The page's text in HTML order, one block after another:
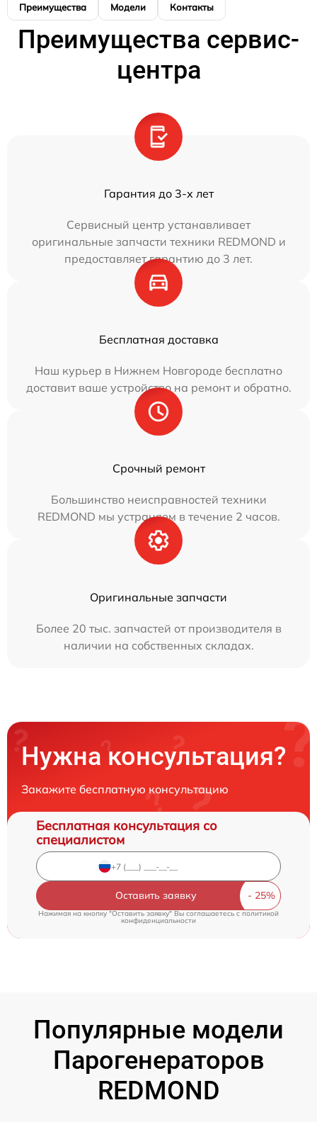
Преимущества Модели Контакты
Преимущества сервис-
центра
Гарантия до 3-х лет
Сервисный центр устанавливает
оригинальные запчасти техники REDMOND и
предоставляет гарантию до 3 лет.
Бесплатная доставка
Наш курьер в Нижнем Новгороде бесплатно
доставит ваше устройство на ремонт и обратно.
Срочный ремонт
Большинство неисправностей техники
REDMOND мы устраняем в течение 2 часов.
Оригинальные запчасти
Более 20 тыс. запчастей от производителя в
наличии на собственных складах.
Нужна консультация?
Закажите бесплатную консультацию
Бесплатная консультация со
специалистом
Оставить заявку
Нажимая на кнопку "Оставить заявку" Вы соглашаетесь c политикой
конфиденциальности
Популярные модели
Парогенераторов
REDMOND